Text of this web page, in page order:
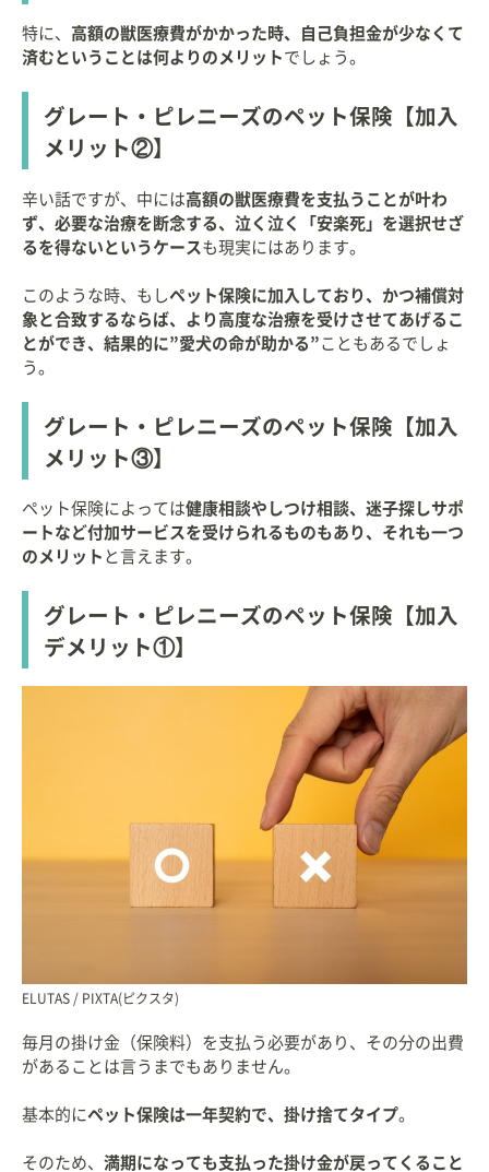
特に、 高額の獣医療費がかかった時、自己負担金が少なくて
済むということは何よりのメリット でしょう。
グレート・ピレニーズのペット保険【加入
メリット②】
辛い話ですが、中には高額の獣医療費を支払うことが叶わ
ず、必要な治療を断念する、泣く泣く「安楽死」を選択せざ
るを得ないというケース も現実にはあります。
このような時、もしペット保険に加入しており、かつ補償対
象と合致するならば、より高度な治療を受けさせてあげるこ
とができ、結果的に”愛犬の命が助かる” こともあるでしょ
う。
グレート・ピレニーズのペット保険【加入
メリット③】
ペット保険によっては健康相談やしつけ相談、迷子探しサポ
ートなど付加サービスを受けられるものもあり、それも一つ
のメリット と言えます。
グレート・ピレニーズのペット保険【加入
デメリット①】
ELUTAS / PIXTA(ピクスタ)
毎月の掛け金（保険料）を支払う必要があり、その分の出費
があることは言うまでもありません。
基本的にペット保険は一年契約で、掛け捨てタイプ。
そのため、 満期になっても支払った掛け金が戻ってくること